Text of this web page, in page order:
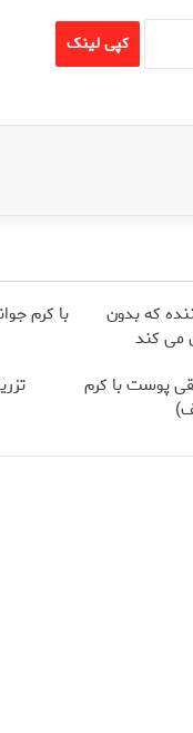
کپی لینک
که بدون
می کند
با کرم
پوست با کرم